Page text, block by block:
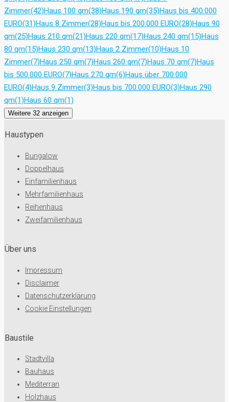
Zimmer(42)Haus 100 qm(38)Haus 190 qm(35)Haus bis 400.000
EURO(31)Haus 8 Zimmer(28)Haus bis 200.000 EURO(28)Haus 90
qm(25)Haus 210 qm(21)Haus 220 qm(17)Haus 240 qm(15)Haus
80 qm(15)Haus 230 qm(13)Haus 2 Zimmer(10)Haus 10
Zimmer(7)Haus 250 qm(7)Haus 260 qm(7)Haus 70 qm(7)Haus
bis 500.000 EURO(7)Haus 270 qm(6)Haus über 700.000
EURO(4)Haus 9 Zimmer(3)Haus bis 700.000 EURO(3)Haus 290
qm(1)Haus 60 qm(1)
Weitere 32 anzeigen
Haustypen
Bungalow
Doppelhaus
Einfamilienhaus
Mehrfamilienhaus
Reihenhaus
Zweifamilienhaus
Baustile
Stadtvilla
Bauhaus
Mediterran
Holzhaus
Über uns
Impressum
Disclaimer
Datenschutzerklärung
Cookie Einstellungen